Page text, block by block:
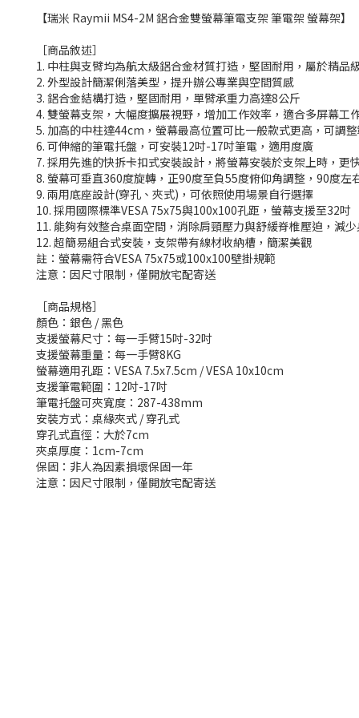
【瑞米 Raymii MS4-2M 鋁合金雙螢幕筆電支架 筆電架 螢幕架】
［商品敘述］
1. 中柱與支臂均為航太級鋁合金材質打造，堅固耐用，屬於精品
2. 外型設計簡潔俐落美型，提升辦公專業與空間質感
3. 鋁合金結構打造，堅固耐用，單臂承重力高達8公斤
4. 雙螢幕支架，大幅度擴展視野，增加工作效率，適合多屏幕工
5. 加高的中柱達44cm，螢幕最高位置可比一般款式更高，可調
6. 可伸縮的筆電托盤，可安裝12吋-17吋筆電，適用度廣
7. 採用先進的快拆卡扣式安裝設計，將螢幕安裝於支架上時，更
8. 螢幕可垂直360度旋轉，正90度至負55度俯仰角調整，90度左
9. 兩用底座設計(穿孔、夾式)，可依照使用場景自行選擇
10. 採用國際標準VESA 75x75與100x100孔距，螢幕支援至32吋
11. 能夠有效整合桌面空間，消除肩頸壓力與舒緩脊椎壓迫，減
12. 超簡易組合式安裝，支架帶有線材收納槽，簡潔美觀
註：螢幕需符合VESA 75x75或100x100壁掛規範
注意：因尺寸限制，僅開放宅配寄送
［商品規格］
顏色：銀色 / 黑色
支援螢幕尺寸：每一手臂15吋-32吋
支援螢幕重量：每一手臂8KG
螢幕適用孔距：VESA 7.5x7.5cm / VESA 10x10cm
支援筆電範圍：12吋-17吋
筆電托盤可夾寬度：287-438mm
安裝方式：桌緣夾式 / 穿孔式
穿孔式直徑：大於7cm
夾桌厚度：1cm-7cm
保固：非人為因素損壞保固一年
注意：因尺寸限制，僅開放宅配寄送